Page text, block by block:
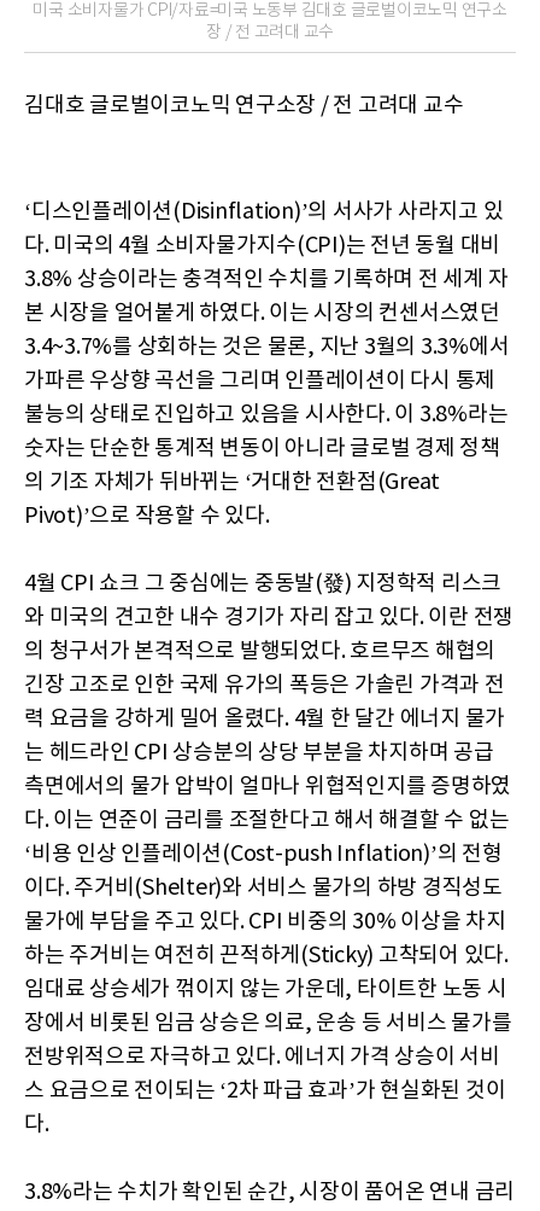
미국 소비자물가 CPI/자료=미국 노동부 김대호 글로벌이코노믹 연구소
장 / 전 고려대 교수
김대호 글로벌이코노믹 연구소장 / 전 고려대 교수
‘디스인플레이션(Disinflation)’의 서사가 사라지고 있
다. 미국의 4월 소비자물가지수(CPI)는 전년 동월 대비
3.8% 상승이라는 충격적인 수치를 기록하며 전 세계 자
본 시장을 얼어붙게 하였다. 이는 시장의 컨센서스였던
3.4~3.7%를 상회하는 것은 물론, 지난 3월의 3.3%에서
가파른 우상향 곡선을 그리며 인플레이션이 다시 통제
불능의 상태로 진입하고 있음을 시사한다. 이 3.8%라는
숫자는 단순한 통계적 변동이 아니라 글로벌 경제 정책
의 기조 자체가 뒤바뀌는 ‘거대한 전환점(Great
Pivot)’으로 작용할 수 있다.
4월 CPI 쇼크 그 중심에는 중동발(發) 지정학적 리스크
와 미국의 견고한 내수 경기가 자리 잡고 있다. 이란 전쟁
의 청구서가 본격적으로 발행되었다. 호르무즈 해협의
긴장 고조로 인한 국제 유가의 폭등은 가솔린 가격과 전
력 요금을 강하게 밀어 올렸다. 4월 한 달간 에너지 물가
는 헤드라인 CPI 상승분의 상당 부분을 차지하며 공급
측면에서의 물가 압박이 얼마나 위협적인지를 증명하였
다. 이는 연준이 금리를 조절한다고 해서 해결할 수 없는
‘비용 인상 인플레이션(Cost-push Inflation)’의 전형
이다. 주거비(Shelter)와 서비스 물가의 하방 경직성도
물가에 부담을 주고 있다. CPI 비중의 30% 이상을 차지
하는 주거비는 여전히 끈적하게(Sticky) 고착되어 있다.
임대료 상승세가 꺾이지 않는 가운데, 타이트한 노동 시
장에서 비롯된 임금 상승은 의료, 운송 등 서비스 물가를
전방위적으로 자극하고 있다. 에너지 가격 상승이 서비
스 요금으로 전이되는 ‘2차 파급 효과’가 현실화된 것이
다.
3.8%라는 수치가 확인된 순간, 시장이 품어온 연내 금리